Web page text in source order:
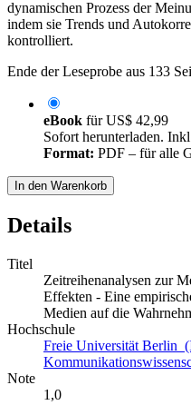
dynamischen Prozess der
indem sie Trends und
kontrolliert.
Ende der Leseprobe aus 133
eBook fürUS$ 42,99
Sofort herunterladen.
Format: PDF – für alle
In den Warenkorb
Details
Titel
Zeitreihenanalysen zur
Effekten - Eine
Medien auf die
Hochschule
Freie Universität Berlin
Note
1,0